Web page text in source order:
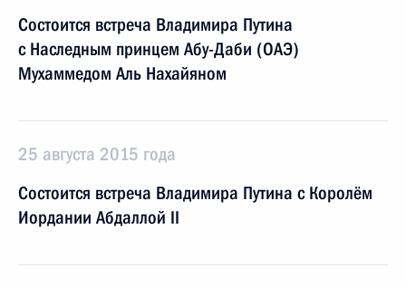
Состоится встреча Владимира Путина
с Наследным принцем Абу-Даби (ОАЭ)
Мухаммедом Аль Нахайяном
25 августа 2015 года
Состоится встреча Владимира Путина с Королём
Иордании Абдаллой II